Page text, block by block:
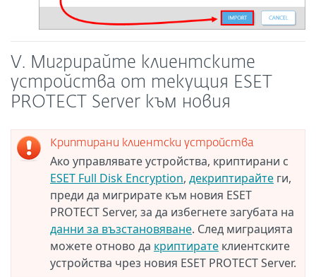
V. Мигрирайте клиентските
устройства от текущия ESET
PROTECT Server към новия
Криптирани клиентски устройства
Ако управлявате устройства, криптирани с
ESET Full Disk Encryption, декриптирайте ги,
преди да мигрирате към новия ESET
PROTECT Server, за да избегнете загубата на
данни за възстановяване. След миграцията
можете отново да криптирате клиентските
устройства чрез новия ESET PROTECT Server.